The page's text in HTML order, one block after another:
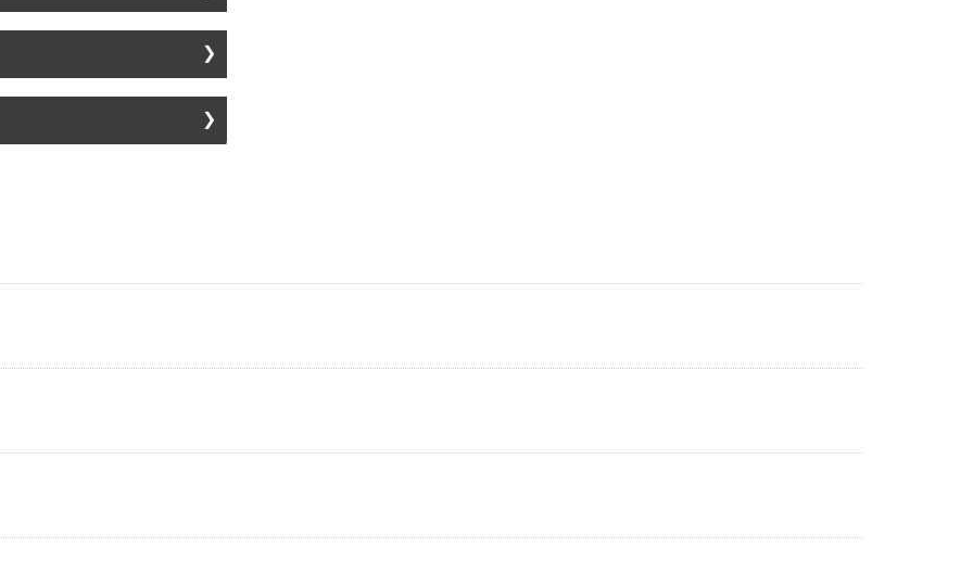
sanat stili ve konu ile üretilebilir.
posterleri belirler.
sürecinden geçirilir. Bu süreçte,
ve sevkiyata hazırlanır. Bu
herhangi bir hasar söz
olarak iadenizi kabul edebiliriz.
masrafları size ait olur. Sebepleri
iadeler kesinlikle kabul
teslim edin. İadenin teslim
onaylar onaylamaz, sipariş anında
iadeniz 2-3 gün içerisinde